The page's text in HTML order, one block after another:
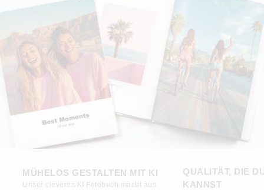
MÜHELOS GESTALTEN MIT KI
Unser cleveres KI Fotobuch macht aus
QUALITÄT, DIE
KANNST